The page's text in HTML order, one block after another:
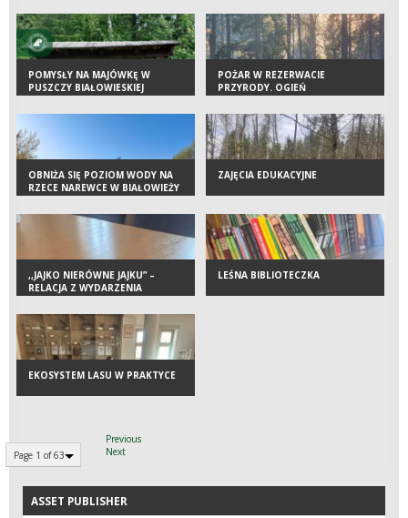
PODPISANY
POMYSŁY NA MAJÓWKĘ W
PUSZCZY BIAŁOWIESKIEJ
POŻAR W REZERWACIE
PRZYRODY. OGIEŃ
DOSTRZEŻONO Z WIEŻY
OBNIŻA SIĘ POZIOM WODY NA
RZECE NAREWCE W BIAŁOWIEŻY
ZAJĘCIA EDUKACYJNE
,,JAJKO NIERÓWNE JAJKU” –
RELACJA Z WYDARZENIA
EDUKACYJNEGO
LEŚNA BIBLIOTECZKA
EKOSYSTEM LASU W PRAKTYCE
Page 1 of 63
Previous
Next
ASSET PUBLISHER
ASSET PUBLISHER